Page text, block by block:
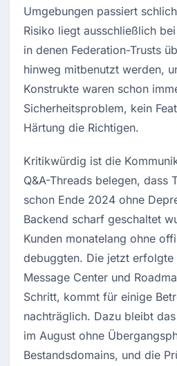
Umgebungen passiert
Risiko liegt ausschließlich
in denen Federation-Trusts
hinweg mitbenutzt werden,
Konstrukte waren schon
Sicherheitsproblem, kein
Härtung die Richtigen.
Kritikwürdig ist die
Q&A-Threads belegen, dass
schon Ende 2024 ohne
Backend scharf geschaltet
Kunden monatelang ohne
debuggten. Die jetzt
Message Center und
Schritt, kommt für einige
nachträglich. Dazu bleibt
im August ohne
Bestandsdomains, und die